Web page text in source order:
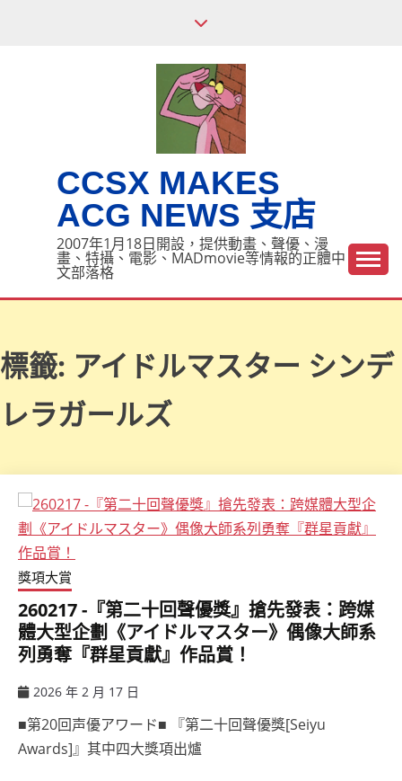
CCSX MAKES
ACG NEWS 支店
2007年1月18日開設，提供動畫、聲優、漫
畫、特攝、電影、MADmovie等情報的正體中
文部落格
標籤: アイドルマスター シンデ
レラガールズ
獎項大賞
260217 -『第二十回聲優獎』搶先發表：跨媒
體大型企劃《アイドルマスター》偶像大師系
列勇奪『群星貢獻』作品賞！
2026 年 2 月 17 日
■第20回声優アワード■ 『第二十回聲優獎[Seiyu
Awards]』其中四大獎項出爐